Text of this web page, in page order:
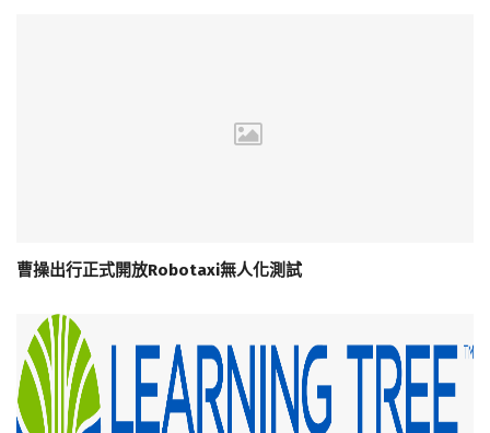
曹操出行正式開放Robotaxi無人化測試